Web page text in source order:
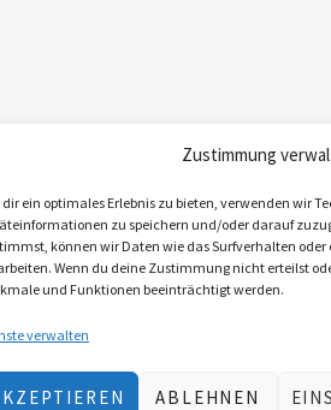
Zustimmung
ein optimales Erlebnis zu bieten, verwenden wir
zu speichern und/oder darauf
können wir Daten wie das Surfverhalten oder
Wenn du deine Zustimmung nicht erteilst
und Funktionen beeinträchtigt werden.
verwalten
ABLEHNEN